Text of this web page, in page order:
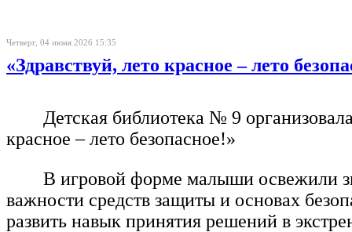
Четверг, 04 июня 2026 15:35
«Здравствуй, лето красное – лето
Детская библиотека № 9
красное – лето безопасное!»
В игровой форме малыши освежили
важности средств защиты и основах
развить навык принятия решений в